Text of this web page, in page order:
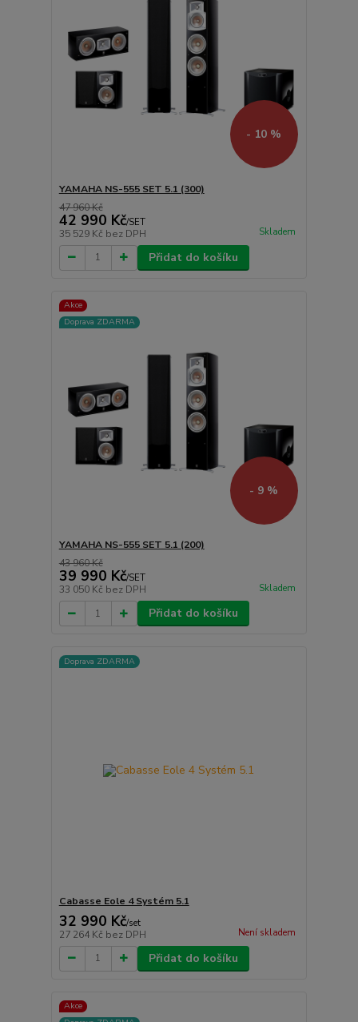
- 10 %
YAMAHA NS-555 SET 5.1 (300)
47 960 Kč
42 990 Kč/SET
35 529 Kč bez DPH Skladem
Přidat do košíku
Akce
Doprava ZDARMA
- 9 %
YAMAHA NS-555 SET 5.1 (200)
43 960 Kč
39 990 Kč/SET
33 050 Kč bez DPH Skladem
Přidat do košíku
Doprava ZDARMA
Cabasse Eole 4 Systém 5.1
32 990 Kč/set
27 264 Kč bez DPH Není skladem
Přidat do košíku
Akce